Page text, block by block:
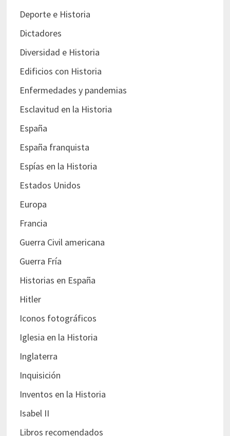
Deporte e Historia
Dictadores
Diversidad e Historia
Edificios con Historia
Enfermedades y pandemias
Esclavitud en la Historia
España
España franquista
Espías en la Historia
Estados Unidos
Europa
Francia
Guerra Civil americana
Guerra Fría
Historias en España
Hitler
Iconos fotográficos
Iglesia en la Historia
Inglaterra
Inquisición
Inventos en la Historia
Isabel II
Libros recomendados